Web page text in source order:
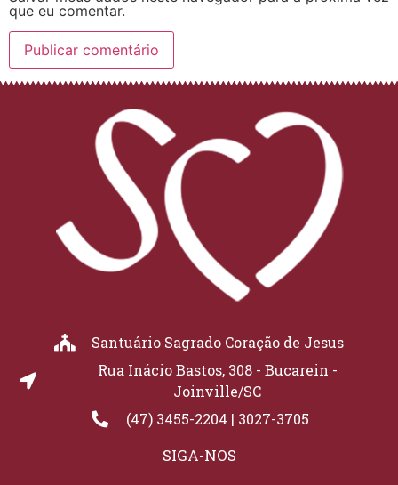
que eu comentar.
Santuário Sagrado Coração de Jesus
Rua Inácio Bastos, 308 - Bucarein -
Joinville/SC
(47) 3455-2204 | 3027-3705
SIGA-NOS